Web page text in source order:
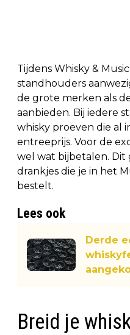
Tijdens Whisky &
standhouders
de grote merken als
aanbieden. Bij iedere
whisky proeven die al
entreeprijs. Voor de
wel wat bijbetalen. Dit
drankjes die je in het
bestelt.
Lees ook
Derde
Breid je